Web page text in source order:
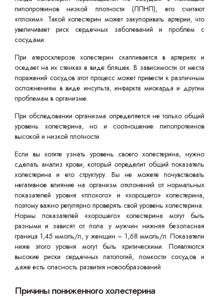
липопротеинов низкой плотности (ЛПНП), его считают
«плохим». Такой холестерин может закупоривать артерии, что
увеличивает риск сердечных заболеваний и проблем с
сосудами.
При атеросклерозе холестерин скапливается в артериях и
оседает на их стенках в виде бляшек. В зависимости от места
поражений сосудов этот процесс может привести к различным
осложнениям в виде инсульта, инфаркта миокарда и другим
проблемам в организме.
При обследовании организма определяется не только общий
уровень холестерина, но и соотношение липопротеинов
высокой и низкой плотности.
Если вы хотите узнать уровень своего холестерина, нужно
сделать анализ крови, который определит общий показатель
холестерина и его структуру. Вы не можете почувствовать
негативное влияние на организм отклонений от нормальных
показателей уровня «плохого» и «хорошего» холестерина,
поэтому важно регулярно проверять свой уровень холестерина.
Нормы показателей «хорошего» холестерина могут быть
разными и зависят от пола: у мужчин нижняя безопасная
граница 1,45 ммоль/л, у женщин – 1,68 ммоль/л. Показатели
ниже этого уровня могут быть критическими. Появляются
высокие риски сердечных патологий, ломкости сосудов и
даже есть опасность развития новообразований.
Причины пониженного холестерина